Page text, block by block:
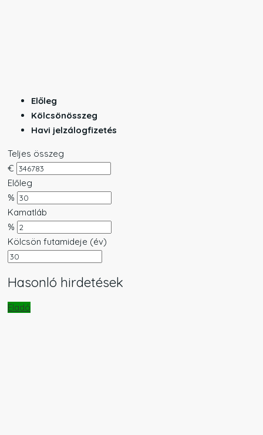
Előleg
Kölcsönösszeg
Havi jelzálogfizetés
Teljes összeg
€
Előleg
%
Kamatláb
%
Kölcsön futamideje (év)
Hasonló hirdetések
Eladó